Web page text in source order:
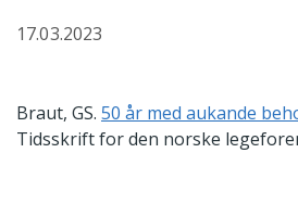
17.03.2023
Braut, GS. 50 år med aukande
Tidsskrift for den norske